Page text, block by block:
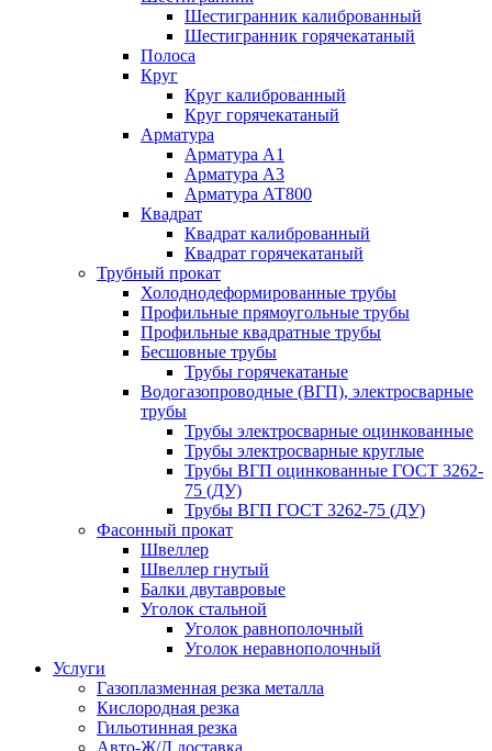
Шестигранник калиброванный
Шестигранник горячекатаный
Полоса
Круг
Круг калиброванный
Круг горячекатаный
Арматура
Арматура А1
Арматура А3
Арматура АТ800
Квадрат
Квадрат калиброванный
Квадрат горячекатаный
Трубный прокат
Холоднодеформированные трубы
Профильные прямоугольные трубы
Профильные квадратные трубы
Бесшовные трубы
Трубы горячекатаные
Водогазопроводные (ВГП), электросварные
трубы
Трубы электросварные оцинкованные
Трубы электросварные круглые
Трубы ВГП оцинкованные ГОСТ 3262-
75 (ДУ)
Трубы ВГП ГОСТ 3262-75 (ДУ)
Фасонный прокат
Швеллер
Швеллер гнутый
Балки двутавровые
Уголок стальной
Уголок равнополочный
Уголок неравнополочный
Услуги
Газоплазменная резка металла
Кислородная резка
Гильотинная резка
Авто-Ж/Д доставка